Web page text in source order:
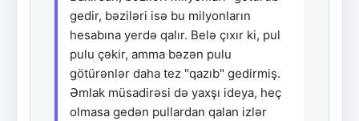
gedir, bəziləri isə bu milyonların
hesabına yerdə qalır. Belə çıxır ki, pul
pulu çəkir, amma bəzən pulu
götürənlər daha tez "qazıb" gedirmiş.
Əmlak müsadirəsi də yaxşı ideya, heç
olmasa gedən pullardan qalan izlər